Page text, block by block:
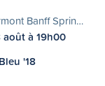
Banff Sprin…
août à 19h00
'18